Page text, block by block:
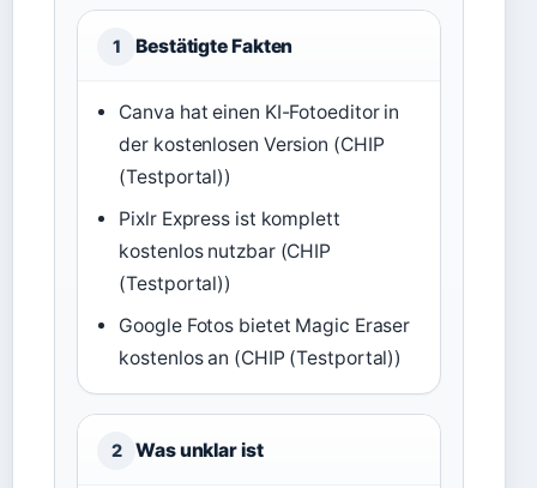
1 Bestätigte Fakten
Canva hat einen KI-Fotoeditor in
der kostenlosen Version (CHIP
(Testportal))
Pixlr Express ist komplett
kostenlos nutzbar (CHIP
(Testportal))
Google Fotos bietet Magic Eraser
kostenlos an (CHIP (Testportal))
2 Was unklar ist